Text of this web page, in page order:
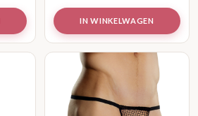
IN WINKELWAGEN